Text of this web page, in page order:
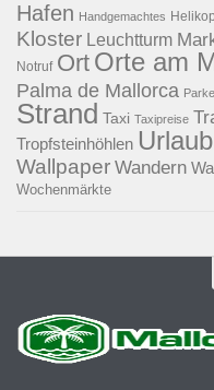
Hafen Handgemachtes
Kloster Leuchtturm
Notruf Ort Orte am
Palma de Mallorca
Strand Taxi Taxipreise
Tropfsteinhöhlen Urlaub
Wallpaper Wandern
Wochenmärkte